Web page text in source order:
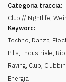
Categoria traccia:
Club // Nightlife,
Keyword:
Techno, Danza,
Pills, Industriale,
Raving, Club,
Energia